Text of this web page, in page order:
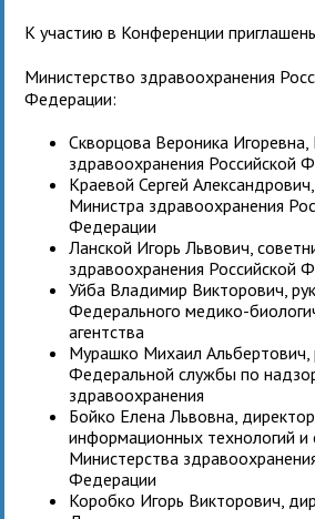
К участию в Конференции
Министерство здравоохранения
Федерации:
Скворцова Вероника
здравоохранения Российской
Краевой Сергей
Министра здравоохранения
Федерации
Ланской Игорь Львович,
здравоохранения Российской
Уйба Владимир Викторович,
Федерального медико-
агентства
Мурашко Михаил Альбертович,
Федеральной службы по
здравоохранения
Бойко Елена Львовна,
информационных технологий и
Министерства
Федерации
Коробко Игорь Викторович,